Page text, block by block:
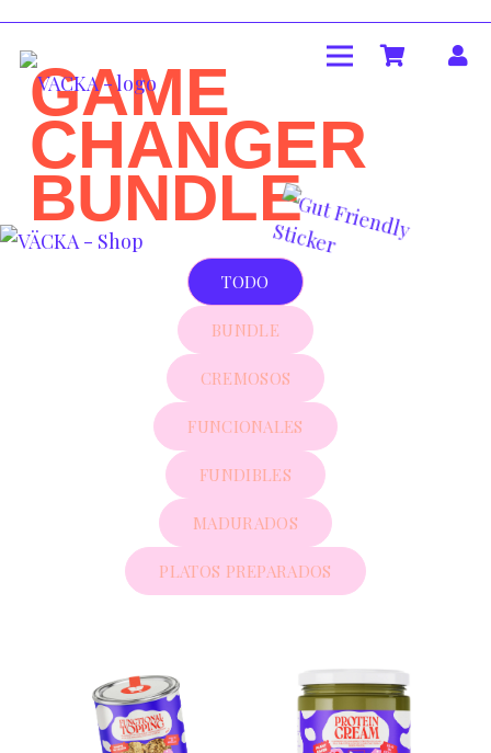
GAME
CHANGER
BUNDLE
TODO
BUNDLE
CREMOSOS
FUNCIONALES
FUNDIBLES
MADURADOS
PLATOS PREPARADOS